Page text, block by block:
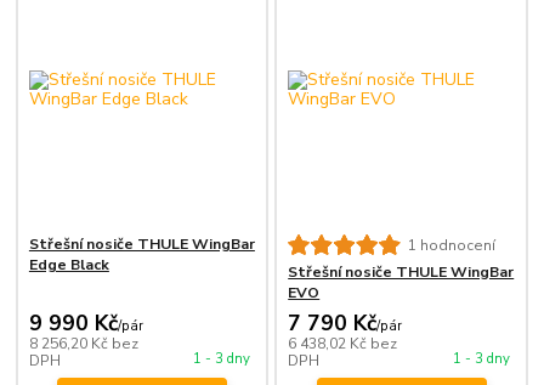
Střešní nosiče THULE WingBar
Edge Black
9 990 Kč/pár
8 256,20 Kč bez
DPH
1 - 3 dny
1 hodnocení
Střešní nosiče THULE WingBar
EVO
7 790 Kč/pár
6 438,02 Kč bez
DPH
1 - 3 dny